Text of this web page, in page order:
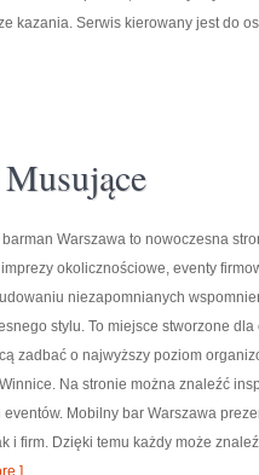
kazania. Serwis kierowany jest do
barman Warszawa to nowoczesna
okolicznościowe, eventy
niezapomnianych
stylu. To miejsce stworzone
zadbać o najwyższy poziom
Na stronie można znaleźć
Mobilny bar Warszawa
i firm. Dzięki temu każdy może
]